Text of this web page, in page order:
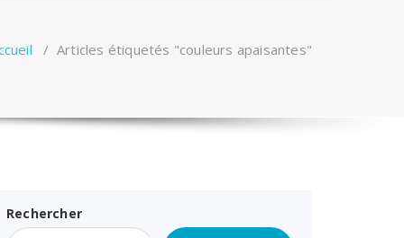
/ Articles étiquetés "couleurs apaisantes"
Rechercher